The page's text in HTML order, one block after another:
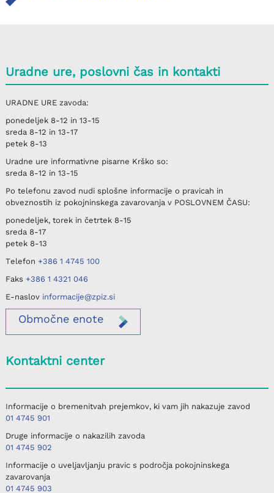
Uradne ure, poslovni čas in kontakti
URADNE UREzavoda:
ponedeljek8-12 in 13-15
sreda8-12 in 13-17
petek8-13
Uradne ure informativne pisarne Krško so:
sreda8-12 in 13-15
Po telefonu zavod nudi splošne informacije o pravicah in
obveznostih iz pokojninskega zavarovanja v POSLOVNEM ČASU:
ponedeljek, torek in četrtek8-15
sreda8-17
petek8-13
Telefon +386 1 4745 100
Faks +386 1 4321 046
E-naslov informacije@zpiz.si
Območneenote
Kontaktni center
Informacije o bremenitvah prejemkov, ki vam jih nakazuje zavod
01 4745 901
Druge informacije o nakazilih zavoda
01 4745 902
Informacije o uveljavljanju pravic s področja pokojninskega
zavarovanja
01 4745 903